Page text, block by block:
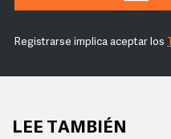
Registrarse implica aceptar los
LEE TAMBIÉN